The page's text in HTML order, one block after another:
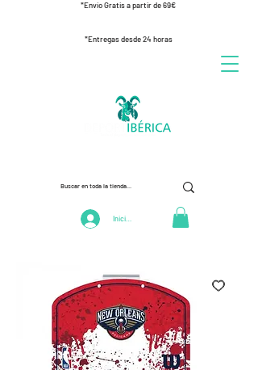
*Envío Gratis a partir de 69€
*Entregas desde 24 horas
Iniciar Sesión